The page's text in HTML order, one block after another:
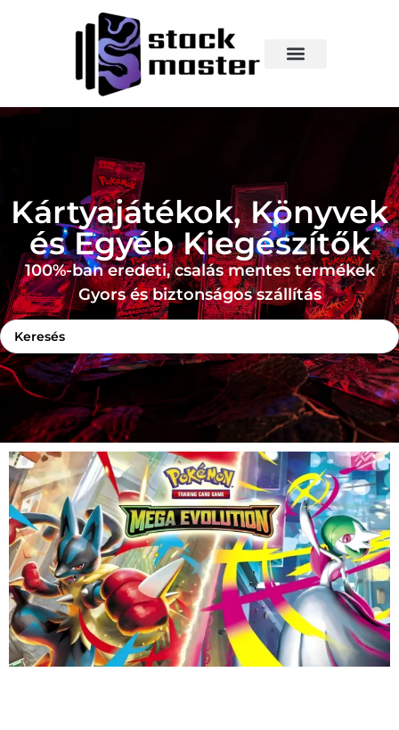
Kártyajátékok, Könyvek
és Egyéb Kiegészítők
100%-ban eredeti, csalás mentes termékek
Gyors és biztonságos szállítás